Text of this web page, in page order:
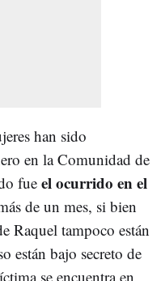
han sido
en la Comunidad de
fue el ocurrido en el
de un mes, si bien
Raquel tampoco están
están bajo secreto de
se encuentra en